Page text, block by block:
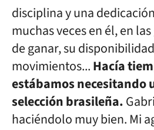
disciplina y una
muchas veces en él, en
de ganar, su
movimientos...Hacía
estábamos necesitando
selección brasileña.
haciéndolo muy bien. Mi